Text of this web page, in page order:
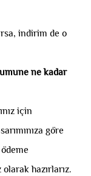
indirim de o
ne kadar
için
göre
hazırlarız.